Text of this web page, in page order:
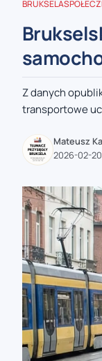
zaobserwuj nas
zaobserwuj nas
zaobserwuj nas
zaobserwuj nas
zaobserwuj nas
BRUKSELA
Z danych
transportowe
Mateusz
2026-02-20